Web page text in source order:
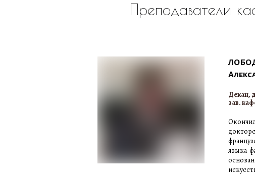
Преподаватели
Декан,
зав.
языка